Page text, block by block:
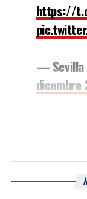
https://
— Sevilla
dicembre
conoscerlo
permanenza